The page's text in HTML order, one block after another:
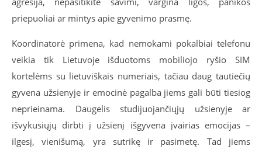
priepuoliai ar mintys apie gyvenimo prasmę.
Koordinatorė primena, kad nemokami pokalbiai telefonu
veikia tik Lietuvoje išduotoms mobiliojo ryšio SIM
kortelėms su lietuviškais numeriais, tačiau daug tautiečių
gyvena užsienyje ir emocinė pagalba jiems gali būti tiesiog
neprieinama. Daugelis studijuojančiųjų užsienyje ar
išvykusiųjų dirbti į užsienį išgyvena įvairias emocijas –
ilgesį, vienišumą, yra sutrikę ir pasimetę. Tad jiems